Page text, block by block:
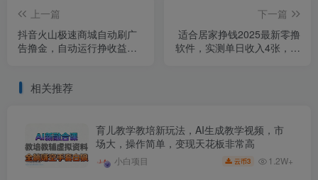
上一篇
抖音火山极速商城自动刷广
告撸金，自动运行挣收益，
下一篇
适合居家挣钱2025最新零撸
软件，实测单日收入4张，多
相关推荐
育儿教学教培新玩法，AI生成教学视频，市
场大，操作简单，变现天花板非常高
小白项目 云币3 1.2W+